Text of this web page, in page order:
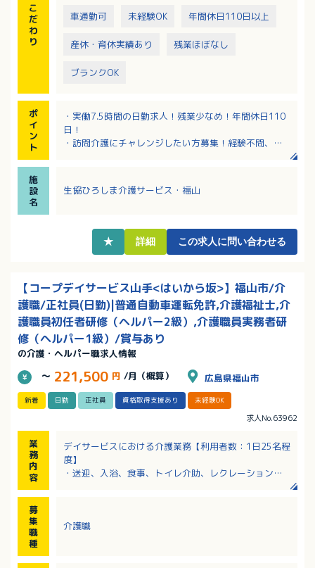
こ
だ
わ
り
車通勤可 未経験OK 年間休日110日以上
産休・育休実績あり 残業ほぼなし
ブランクOK
ポ
イ
ン
ト
・実働7.5時間の日勤求人！残業少なめ！年間休日110
日！
・訪問介護にチャレンジしたい方募集！経験不問、ブ
円／月アップ！
・介護福祉士の資格があれば、別途手当あり！
施
設
名
生協ひろしま介護サービス・福山
★ 詳細 この求人に問い合わせる
【コープデイサービス山手<はいから坂>】福山市/介
護職/正社員(日勤)|普通自動車運転免許,介護福祉士,介
護職員初任者研修（ヘルパー2級）,介護職員実務者研
修（ヘルパー1級）/賞与あり
の介護・ヘルパー職求人情報
～ 221,500 円 /月（概算） 広島県福山市
新着 日勤 正社員 資格取得支援あり 未経験OK
求人No.63962
業
務
内
容
デイサービスにおける介護業務【利用者数：1日25名程
度】
・送迎、入浴、食事、トイレ介助、レクレーション業
※送迎は運転講習を受けて頂いてからお願いします。
募
集
職
種
介護職